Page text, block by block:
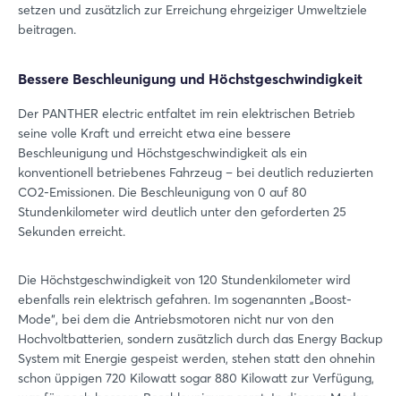
setzen und zusätzlich zur Erreichung ehrgeiziger Umweltziele
beitragen.
Bessere Beschleunigung und Höchstgeschwindigkeit
Der PANTHER electric entfaltet im rein elektrischen Betrieb
seine volle Kraft und erreicht etwa eine bessere
Beschleunigung und Höchstgeschwindigkeit als ein
konventionell betriebenes Fahrzeug – bei deutlich reduzierten
CO2-Emissionen. Die Beschleunigung von 0 auf 80
Stundenkilometer wird deutlich unter den geforderten 25
Sekunden erreicht.
Die Höchstgeschwindigkeit von 120 Stundenkilometer wird
ebenfalls rein elektrisch gefahren. Im sogenannten „Boost-
Mode“, bei dem die Antriebsmotoren nicht nur von den
Hochvoltbatterien, sondern zusätzlich durch das Energy Backup
System mit Energie gespeist werden, stehen statt den ohnehin
schon üppigen 720 Kilowatt sogar 880 Kilowatt zur Verfügung,